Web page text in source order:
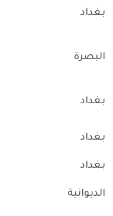
بغداد
البصرة
بغداد
بغداد
بغداد
الديوانية